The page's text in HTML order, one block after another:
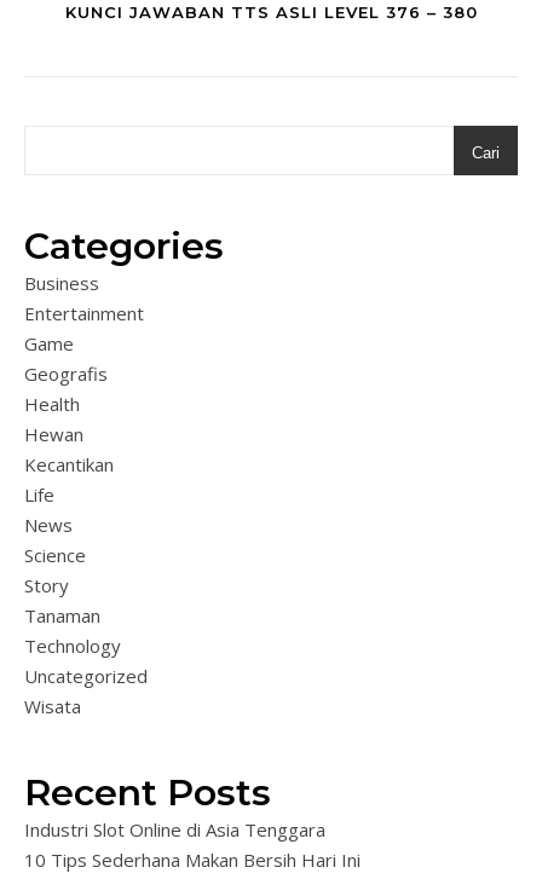
KUNCI JAWABAN TTS ASLI LEVEL 376 – 380
Cari
Categories
Business
Entertainment
Game
Geografis
Health
Hewan
Kecantikan
Life
News
Science
Story
Tanaman
Technology
Uncategorized
Wisata
Recent Posts
Industri Slot Online di Asia Tenggara
10 Tips Sederhana Makan Bersih Hari Ini